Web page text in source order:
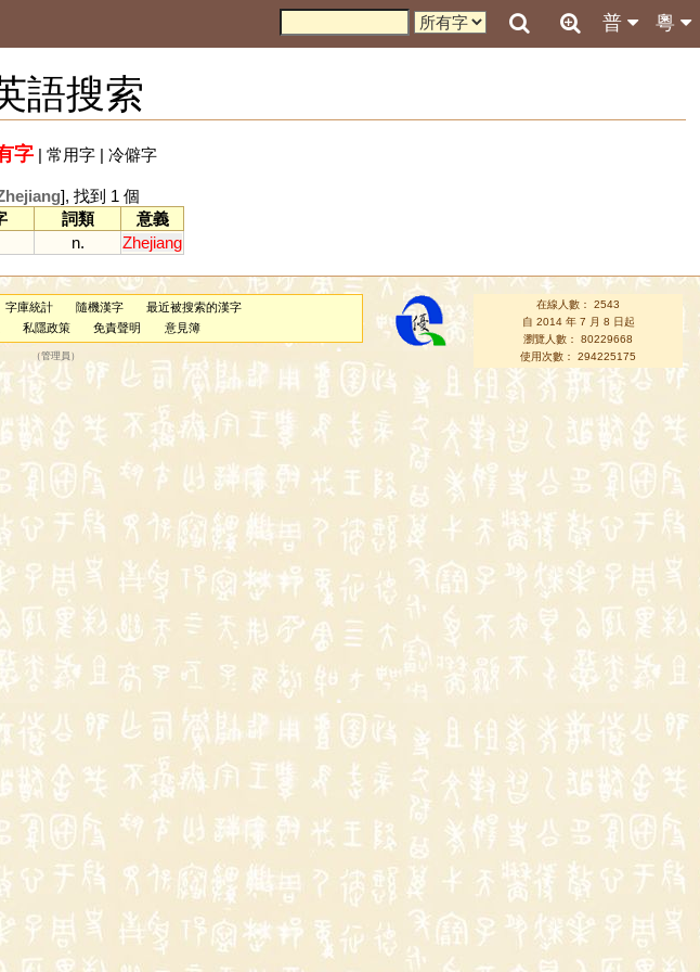
粵
普
語搜索
字| 常用字| 冷僻字
], 找到 1 個
詞類
意義
n. Zhejiang
字庫統計 隨機漢字
最近被搜索的漢字
私隱政策 免責聲明 意見簿
（管理員 ）
在線人數： 2543
自 2014 年 7 月 8 日起
瀏覽人數： 80229668
使用次數： 294225175